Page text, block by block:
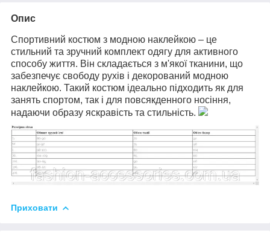
Опис
Спортивний костюм з модною наклейкою – це
стильний та зручний комплект одягу для активного
способу життя. Він складається з м'якої тканини, що
забезпечує свободу рухів і декорований модною
наклейкою. Такий костюм ідеально підходить як для
занять спортом, так і для повсякденного носіння,
надаючи образу яскравість та стильність.
Приховати